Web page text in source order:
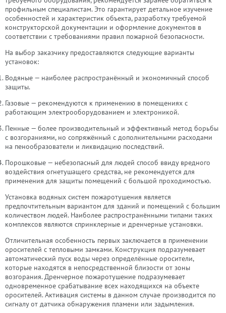
профильным специалистам. Это гарантирует детальное изучение
особенностей и характеристик объекта, разработку требуемой
конструкторской документации и оформление документов в
соответствии с требованиями правил пожарной безопасности.
На выбор заказчику предоставляются следующие варианты
установок:
Водяные — наиболее распространённый и экономичный способ
защиты.
Газовые — рекомендуются к применению в помещениях с
работающим электрооборудованием и электроникой.
Пенные — более производительный и эффективный метод борьбы
с возгораниями, но сопряжённый с дополнительными расходами
на пенообразователи и ликвидацию последствий.
Порошковые — небезопасный для людей способ ввиду вредного
воздействия огнетушащего средства, не рекомендуется для
применения для защиты помещений с большой проходимостью.
Установка водяных систем пожаротушения является
предпочтительным вариантом для зданий и помещений с большим
количеством людей. Наиболее распространёнными типами таких
комплексов являются спринклерные и дренчерные установки.
Отличительная особенность первых заключается в применении
оросителей с тепловыми замками. Конструкция подразумевает
автоматический пуск воды через определённые оросители,
которые находятся в непосредственной близости от зоны
возгорания. Дренчерное пожаротушение подразумевает
одновременное срабатывание всех находящихся на объекте
оросителей. Активация системы в данном случае производится по
сигналу от датчика обнаружения пламени или задымления.